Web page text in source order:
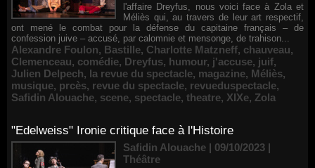
l'affaire Dreyfus, nous voici face à Zola et
Méliès qui, au travers de leur art respectif,
ont mené le combat pour la défense du capitaine français – de
confession juive – accusé, par calomnie et mensonge, de trahison...
Alexandre Foulon, Bastille, Charlotte Matzneff, chauveau,
Clemenceau, comédie, Dreyfus, humour, j'accuse, juif,
Julien Delpech, la revue du spectacle, magazine, Méliès,
musique, prcès, revue du spectacle, revueduspectacle,
Safidin Alouache, scene, spectacle, theatre, XIXe, Zola
"Edelweiss" Ironie critique face à l'Histoire
Safidin Alouache | 09/10/2023 |
Théâtre